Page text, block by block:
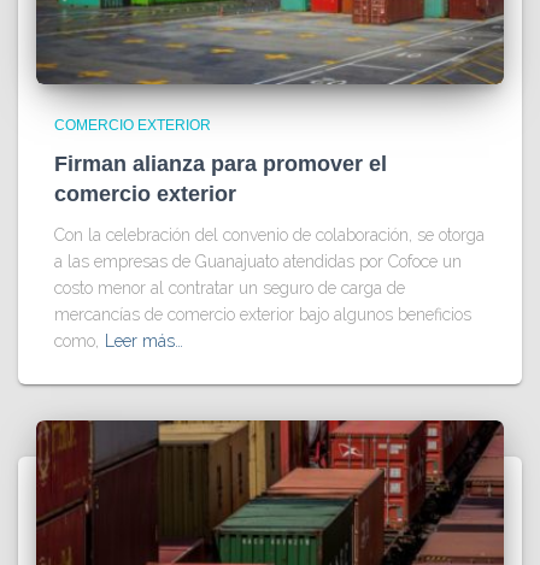
COMERCIO EXTERIOR
Firman alianza para promover el
comercio exterior
Con la celebración del convenio de colaboración, se otorga
a las empresas de Guanajuato atendidas por Cofoce un
costo menor al contratar un seguro de carga de
mercancías de comercio exterior bajo algunos beneficios
como, Leer más…